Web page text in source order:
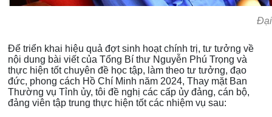
Đại
Để triển khai hiệu quả đợt sinh hoạt chính trị, tư tưởng về
nội dung bài viết của Tổng Bí thư Nguyễn Phú Trọng và
thực hiện tốt chuyên đề học tập, làm theo tư tưởng, đạo
đức, phong cách Hồ Chí Minh năm 2024, Thay mặt Ban
Thường vụ Tỉnh ủy, tôi đề nghị các cấp ủy đảng, cán bộ,
đảng viên tập trung thực hiện tốt các nhiệm vụ sau: